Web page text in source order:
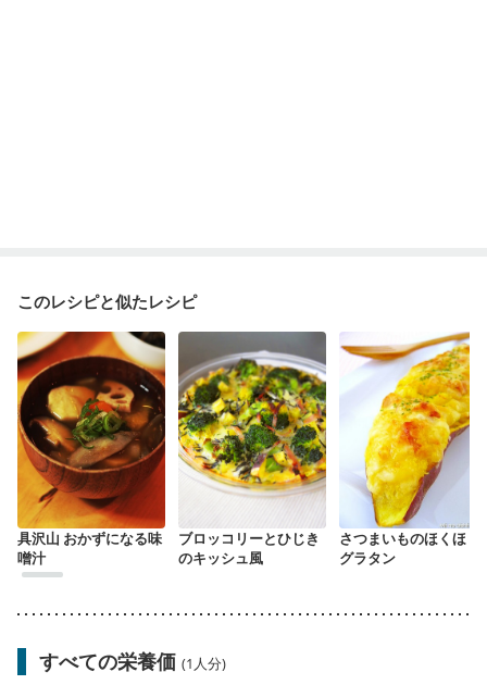
このレシピと似たレシピ
具沢山 おかずになる味
噌汁
ブロッコリーとひじき
のキッシュ風
さつまいものほくほく
グラタン
すべての栄養価 (1人分)